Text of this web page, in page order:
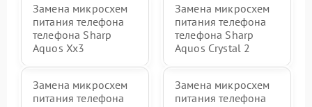
Замена микросхем
питания телефона
телефона Sharp
Aquos Xx3
Замена микросхем
питания телефона
телефона Sharp
Aquos Crystal 2
Замена микросхем
питания телефона
Замена микросхем
питания телефона